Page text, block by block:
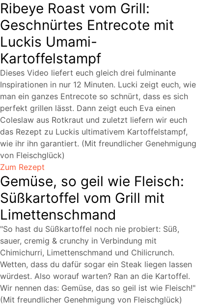
Ribeye Roast vom Grill:
Geschnürtes Entrecote mit
Luckis Umami-
Kartoffelstampf
Dieses Video liefert euch gleich drei fulminante
Inspirationen in nur 12 Minuten. Lucki zeigt euch, wie
man ein ganzes Entrecote so schnürt, dass es sich
perfekt grillen lässt. Dann zeigt euch Eva einen
Coleslaw aus Rotkraut und zuletzt liefern wir euch
das Rezept zu Luckis ultimativem Kartoffelstampf,
wie ihr ihn garantiert. (Mit freundlicher Genehmigung
von Fleischglück)
Zum Rezept
Gemüse, so geil wie Fleisch:
Süßkartoffel vom Grill mit
Limettenschmand
So hast du Süßkartoffel noch nie probiert: Süß,
sauer, cremig & crunchy in Verbindung mit
Chimichurri, Limettenschmand und Chilicrunch.
Wetten, dass du dafür sogar ein Steak liegen lassen
würdest. Also worauf warten? Ran an die Kartoffel.
Wir nennen das: Gemüse, das so geil ist wie Fleisch!
(Mit freundlicher Genehmigung von Fleischglück)